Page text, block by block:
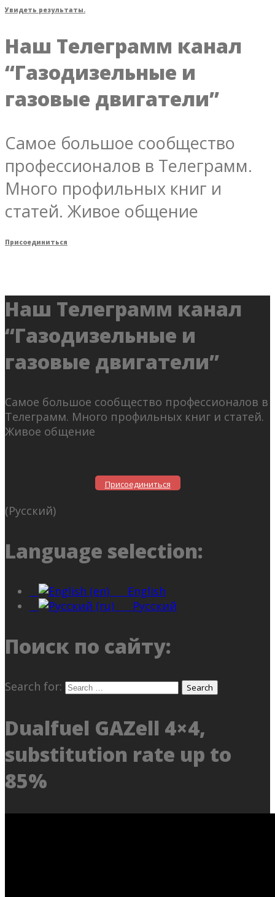
Увидеть результаты.
Наш Телеграмм канал
“Газодизельные и
газовые двигатели”
Самое большое сообщество
профессионалов в Телеграмм.
Много профильных книг и
статей. Живое общение
Присоединиться
Наш Телеграмм канал
“Газодизельные и
газовые двигатели”
Самое большое сообщество профессионалов в
Телеграмм. Много профильных книг и статей.
Живое общение
Присоединиться
(Русский)
Language selection:
English
Русский
Поиск по сайту:
Search for:
Dualfuel GAZell 4×4,
substitution rate up to
85%